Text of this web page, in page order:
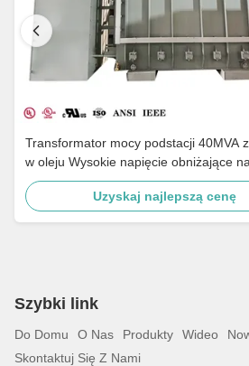
Transformator mocy podstacji 40MVA
w oleju Wysokie napięcie obniżające
44KV do 34,5KV Normy ANSI IEEE
Uzyskaj najlepszą cenę
Szybki link
Do Domu O Nas Produkty Wideo
Skontaktuj Się Z Nami